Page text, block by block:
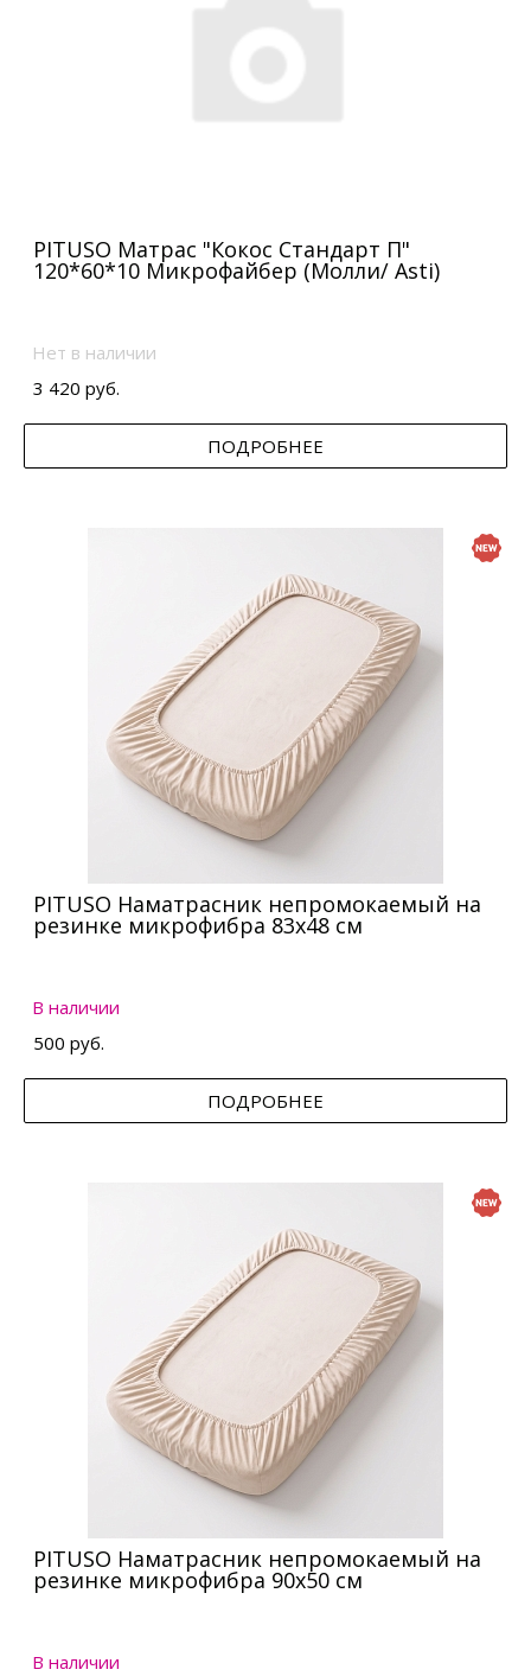
PITUSO Матрас "Кокос Стандарт П"
120*60*10 Микрофайбер (Молли/ Asti)
Нет в наличии
3 420 руб.
ПОДРОБНЕЕ
PITUSO Наматрасник непромокаемый на
резинке микрофибра 83х48 см
В наличии
500 руб.
ПОДРОБНЕЕ
PITUSO Наматрасник непромокаемый на
резинке микрофибра 90х50 см
В наличии